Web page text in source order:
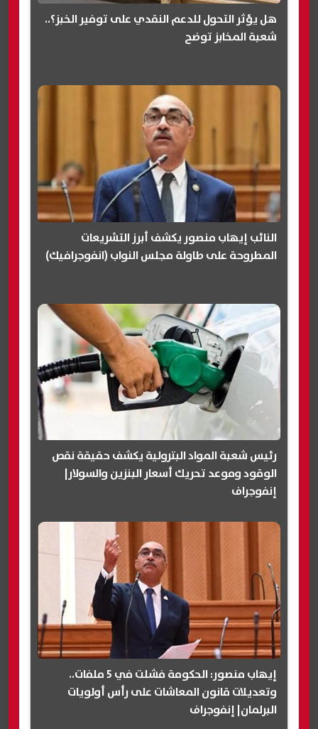
هل يؤثر التحول للدعم النقدي على توفير الخبز؟..
شعبة المخابز توضح
النائب إيهاب منصور يكشف أبرز التشريعات
المطروحة على طاولة مجلس النواب (انفوجرافيك)
رئيس شعبة المواد البترولية يكشف حقيقة نقص
الوقود وموعد تحريك أسعار البنزين والسولار|
إنفوجراف
إيهاب منصور: الحكومة فشلت في 5 ملفات..
وتعديلات قانون المعاشات على رأس أولويات
البرلمان| إنفوجراف